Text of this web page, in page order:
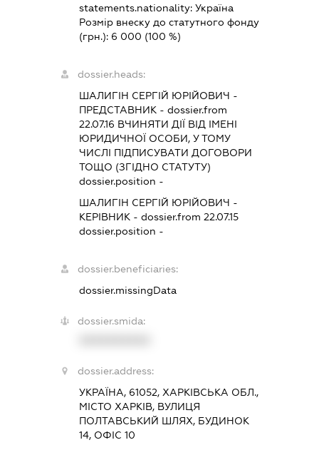
statements.nationality: Україна
Розмір внеску до статутного фонду
(грн.): 6 000 (100 %)
dossier.heads:
ШАЛИГІН СЕРГІЙ ЮРІЙОВИЧ -
ПРЕДСТАВНИК - dossier.from
22.07.16 ВЧИНЯТИ ДІЇ ВІД ІМЕНІ
ЮРИДИЧНОЇ ОСОБИ, У ТОМУ
ЧИСЛІ ПІДПИСУВАТИ ДОГОВОРИ
ТОЩО (ЗГІДНО СТАТУТУ)
dossier.position -
ШАЛИГІН СЕРГІЙ ЮРІЙОВИЧ -
КЕРІВНИК - dossier.from 22.07.15
dossier.position -
dossier.beneficiaries:
dossier.missingData
dossier.smida:
dossier.address:
УКРАЇНА, 61052, ХАРКІВСЬКА ОБЛ.,
МІСТО ХАРКІВ, ВУЛИЦЯ
ПОЛТАВСЬКИЙ ШЛЯХ, БУДИНОК
14, ОФІС 10